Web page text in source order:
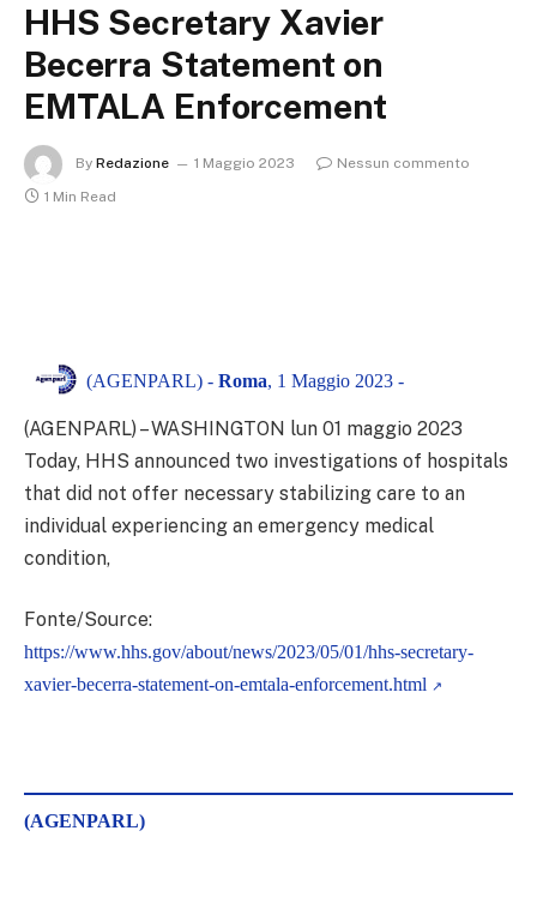
HHS Secretary Xavier
Becerra Statement on
EMTALA Enforcement
By Redazione 1 Maggio 2023
Nessun commento
1 Min Read
(AGENPARL) - Roma, 1 Maggio 2023 -
(AGENPARL) – WASHINGTON lun 01 maggio 2023
Today, HHS announced two investigations of hospitals
that did not offer necessary stabilizing care to an
individual experiencing an emergency medical
condition,
Fonte/Source:
https://www.hhs.gov/about/news/2023/05/01/hhs-secretary-
xavier-becerra-statement-on-emtala-enforcement.html
(AGENPARL)